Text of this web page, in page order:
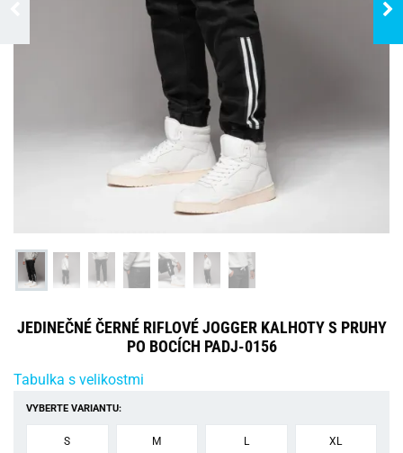
JEDINEČNÉ ČERNÉ RIFLOVÉ JOGGER KALHOTY S PRUHY
PO BOCÍCH PADJ-0156
Tabulka s velikostmi
VYBERTE VARIANTU:
S M L XL